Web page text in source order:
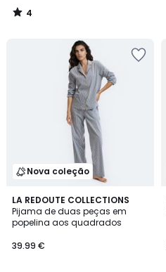
4
/
Nova coleção
LA REDOUTE COLLECTIONS
Pijama de duas peças em
popelina aos quadrados
39.99 €